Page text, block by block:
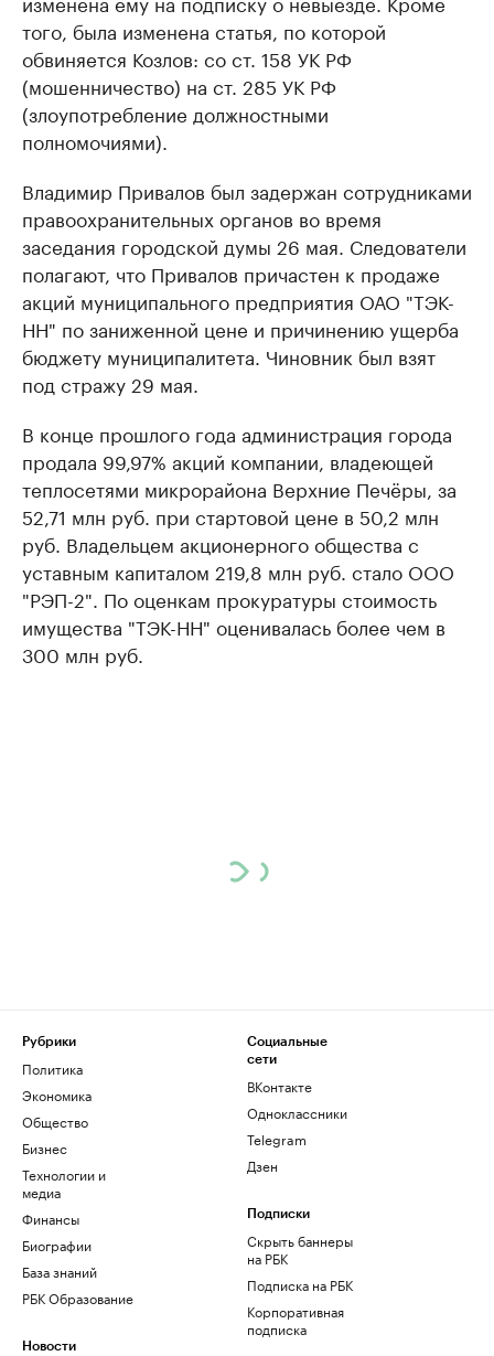
того, была изменена статья, по которой
обвиняется Козлов: со ст. 158 УК РФ
(мошенничество) на ст. 285 УК РФ
(злоупотребление должностными
полномочиями).
Владимир Привалов был задержан сотрудниками
правоохранительных органов во время
заседания городской думы 26 мая. Следователи
полагают, что Привалов причастен к продаже
акций муниципального предприятия ОАО "ТЭК-
НН" по заниженной цене и причинению ущерба
бюджету муниципалитета. Чиновник был взят
под стражу 29 мая.
В конце прошлого года администрация города
продала 99,97% акций компании, владеющей
теплосетями микрорайона Верхние Печёры, за
52,71 млн руб. при стартовой цене в 50,2 млн
руб. Владельцем акционерного общества с
уставным капиталом 219,8 млн руб. стало ООО
"РЭП-2". По оценкам прокуратуры стоимость
имущества "ТЭК-НН" оценивалась более чем в
300 млн руб.
Рубрики
Политика
Экономика
Общество
Бизнес
Технологии и
медиа
Финансы
Биографии
База знаний
РБК Образование
Новости
Социальные
сети
ВКонтакте
Одноклассники
Telegram
Дзен
Подписки
Скрыть баннеры
на РБК
Подписка на РБК
Корпоративная
подписка